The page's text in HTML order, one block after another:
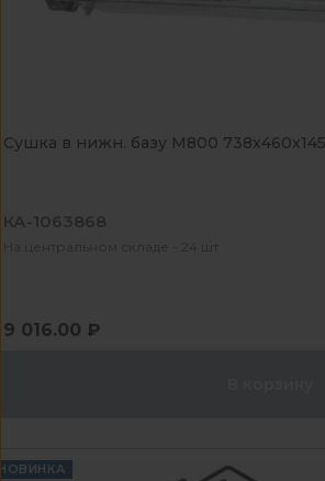
Сушка в нижн. базу М800
КА-1063868
На центральном складе - 24 шт
9 016.00 ₽